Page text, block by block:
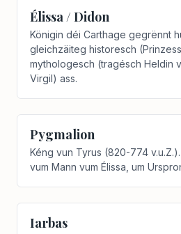
Élissa / Didon
Königin déi Carthage gegrënnt
gleichzäiteg historesch
mythologesch (tragésch Heldin
Virgil) ass.
Pygmalion
Kéng vun Tyrus (820-774
vum Mann vum Élissa, um
Iarbas